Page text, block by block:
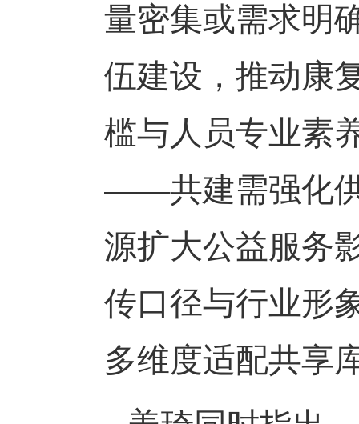
量密集或需求明
伍建设，推动康
槛与人员专业素
——共建需强化供
源扩大公益服务
传口径与行业形
多维度适配共享